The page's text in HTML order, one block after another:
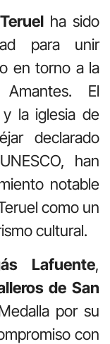
ha sido
para unir
en torno a la
El
y la iglesia de
declarado
han
notable
como un
cultural.
Lafuente,
de San
por su
con